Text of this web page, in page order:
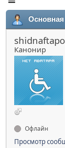
Канонир
Офлайн
Просмотр